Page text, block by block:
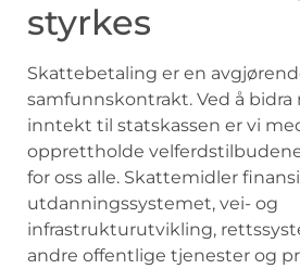
styrkes
Skattebetaling ‍er ‍en
samfunnskontrakt.⁣ Ved ‌å bidra
inntekt til statskassen er ⁣vi
opprettholde
for ⁢oss ‍alle. Skattemidler
utdanningssystemet, vei-‍ og
infrastrukturutvikling,⁣
andre⁢ offentlige tjenester ​og